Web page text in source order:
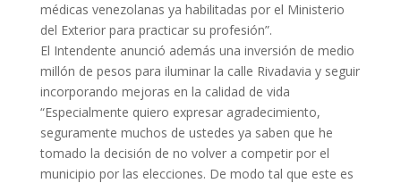
médicas venezolanas ya habilitadas por el Ministerio
del Exterior para practicar su profesión”.
El Intendente anunció además una inversión de medio
millón de pesos para iluminar la calle Rivadavia y seguir
incorporando mejoras en la calidad de vida
“Especialmente quiero expresar agradecimiento,
seguramente muchos de ustedes ya saben que he
tomado la decisión de no volver a competir por el
municipio por las elecciones. De modo tal que este es